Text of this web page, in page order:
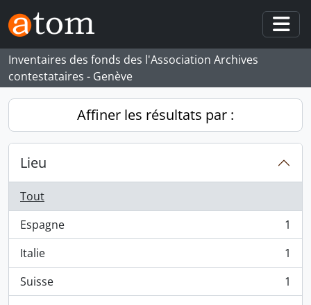
Skip to main content
Inventaires des fonds des l'Association Archives
contestataires - Genève
Affiner les résultats par :
Lieu
Tout
Espagne
, 1 résultats
1
Italie
, 1 résultats
1
Suisse
, 1 résultats
1